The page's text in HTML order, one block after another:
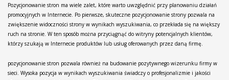
Pozycjonowanie stron ma wiele zalet, które warto uwzględnić przy planowaniu działań
promocyjnych w Internecie. Po pierwsze, skuteczne pozycjonowanie strony pozwala na
zwiększenie widoczności strony w wynikach wyszukiwania, co przekłada się na większy
ruch na stronie. W ten sposób można przyciągnąć do witryny potencjalnych klientów,
którzy szukają w Internecie produktów lub usług oferowanych przez daną firmę.
pozycjonowanie stron pozwala również na budowanie pozytywnego wizerunku firmy w
sieci. Wysoka pozycja w wynikach wyszukiwania świadczy o profesjonalizmie i jakości